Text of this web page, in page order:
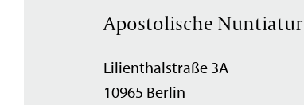
Apostolische Nuntiatur
Lilienthalstraße 3A
10965 Berlin